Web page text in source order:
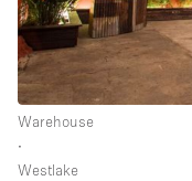
Warehouse
∙
Westlake